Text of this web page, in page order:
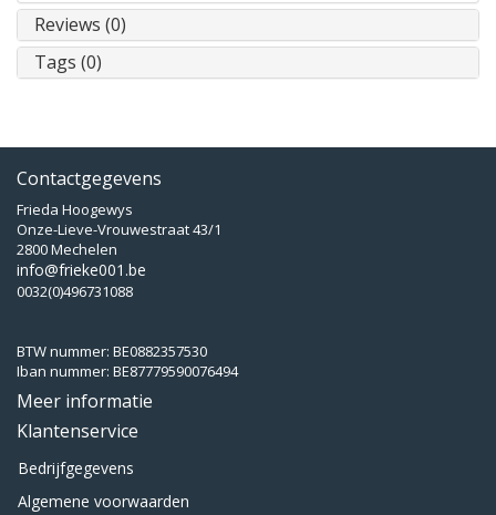
Reviews (0)
Tags (0)
Contactgegevens
Frieda Hoogewys
Onze-Lieve-Vrouwestraat 43/1
2800 Mechelen
info@frieke001.be
0032(0)496731088
BTW nummer: BE0882357530
Iban nummer: BE87779590076494
Meer informatie
Klantenservice
Bedrijfgegevens
Algemene voorwaarden